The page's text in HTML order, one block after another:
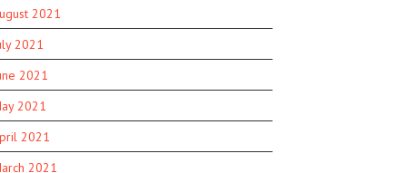
2021
2021
2021
2021
2021
2021